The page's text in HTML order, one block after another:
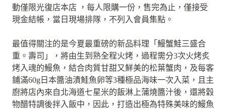
動僅限光復店本店 ，每人限購一份，售完為止，僅接受
現金結帳，當日現場排隊，不列入會員集點。
最值得關注的是今夏最重磅的新品料理「鰻蟹鮭三盛合
重。壽司」，將由生到熟全程火烤，過程需分3次火烤炙
烤入魂的鰻魚，結合肉質甘甜又鮮美的松葉蟹肉，及每客
鋪滿60g日本醬油漬鮭魚卵等3種極品海味一次入菜，且主
廚將店內來自北海道七星米的飯淋上蒲燒醬汁後，還將穀
物醋特調後拌入飯中，因此，打造出極為特殊美味的鰻魚